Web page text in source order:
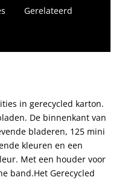
Gerelateerd
in gerecycled karton.
De binnenkant van
bladeren, 125 mini
kleuren en een
Met een houder voor
band.Het Gerecycled